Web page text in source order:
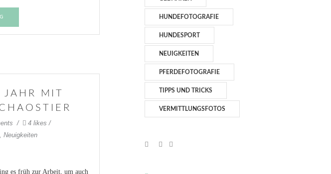
MIT
4 likes
,Neuigkeiten
es früh zur Arbeit, um auch
HUNDEFOTOGRAFIE
HUNDESPORT
NEUIGKEITEN
PFERDEFOTOGRAFIE
TIPPS UND TRICKS
VERMITTLUNGSFOTOS